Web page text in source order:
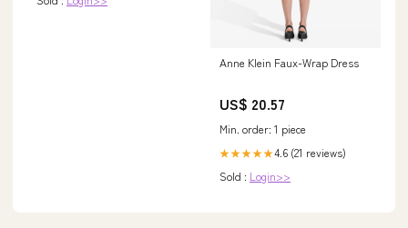
Anne Klein Faux-Wrap Dress
US$ 20.57
Min. order: 1 piece
★★★★★4.6 (21 reviews)
Sold : Login>>